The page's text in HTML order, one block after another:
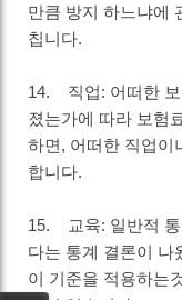
만큼 방지 하느냐에
칩니다.
14. 직업: 어떠한 보
졌는가에 따라 보험
하면, 어떠한 직업이
합니다.
15. 교육: 일반적 통
다는 통계 결론이 나
이 기준을 적용하는